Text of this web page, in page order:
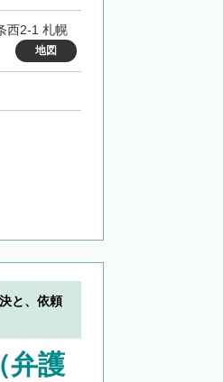
西2-1 札幌
地図
と、依頼
弁護